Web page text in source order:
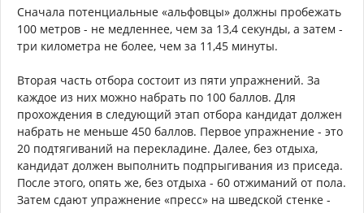
Сначала потенциальные «альфовцы» должны пробежать
100 метров - не медленнее, чем за 13,4 секунды, а затем -
три километра не более, чем за 11,45 минуты.
Вторая часть отбора состоит из пяти упражнений. За
каждое из них можно набрать по 100 баллов. Для
прохождения в следующий этап отбора кандидат должен
набрать не меньше 450 баллов. Первое упражнение - это
20 подтягиваний на перекладине. Далее, без отдыха,
кандидат должен выполнить подпрыгивания из приседа.
После этого, опять же, без отдыха - 60 отжиманий от пола.
Затем сдают упражнение «пресс» на шведской стенке -